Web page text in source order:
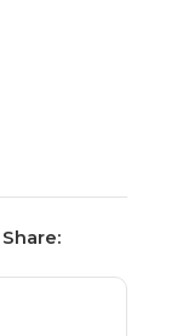
Share: